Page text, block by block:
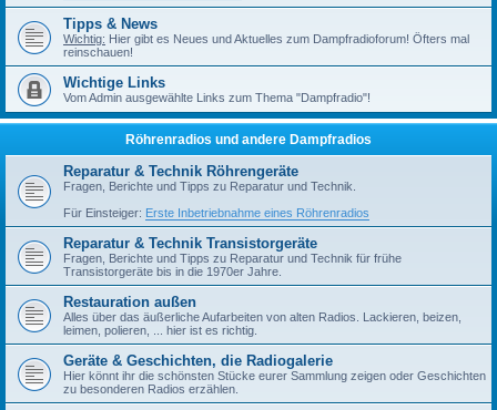
Tipps & News
Wichtig: Hier gibt es Neues und Aktuelles zum Dampfradioforum! Öfters mal
reinschauen!
Wichtige Links
Vom Admin ausgewählte Links zum Thema "Dampfradio"!
Röhrenradios und andere Dampfradios
Reparatur & Technik Röhrengeräte
Fragen, Berichte und Tipps zu Reparatur und Technik.
Für Einsteiger: Erste Inbetriebnahme eines Röhrenradios
Reparatur & Technik Transistorgeräte
Fragen, Berichte und Tipps zu Reparatur und Technik für frühe
Transistorgeräte bis in die 1970er Jahre.
Restauration außen
Alles über das äußerliche Aufarbeiten von alten Radios. Lackieren, beizen,
leimen, polieren, ... hier ist es richtig.
Geräte & Geschichten, die Radiogalerie
Hier könnt ihr die schönsten Stücke eurer Sammlung zeigen oder Geschichten
zu besonderen Radios erzählen.